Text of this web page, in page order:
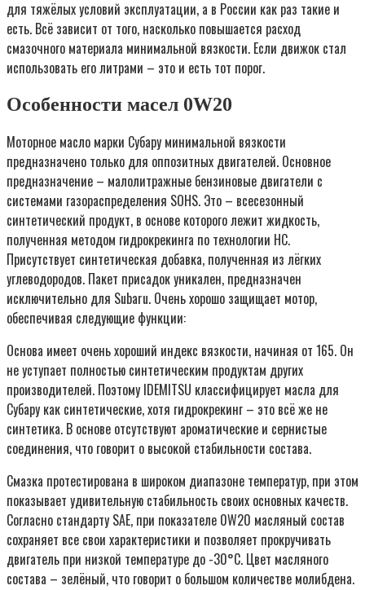
для тяжёлых условий эксплуатации, а в России как раз такие и
есть. Всё зависит от того, насколько повышается расход
смазочного материала минимальной вязкости. Если движок стал
использовать его литрами – это и есть тот порог.
Особенности масел 0W20
Моторное масло марки Субару минимальной вязкости
предназначено только для оппозитных двигателей. Основное
предназначение – малолитражные бензиновые двигатели с
системами газораспределения SOHS. Это – всесезонный
синтетический продукт, в основе которого лежит жидкость,
полученная методом гидрокрекинга по технологии НС.
Присутствует синтетическая добавка, полученная из лёгких
углеводородов. Пакет присадок уникален, предназначен
исключительно для Subaru. Очень хорошо защищает мотор,
обеспечивая следующие функции:
Основа имеет очень хороший индекс вязкости, начиная от 165. Он
не уступает полностью синтетическим продуктам других
производителей. Поэтому IDEMITSU классифицирует масла для
Субару как синтетические, хотя гидрокрекинг – это всё же не
синтетика. В основе отсутствуют ароматические и сернистые
соединения, что говорит о высокой стабильности состава.
Смазка протестирована в широком диапазоне температур, при этом
показывает удивительную стабильность своих основных качеств.
Согласно стандарту SAE, при показателе 0W20 масляный состав
сохраняет все свои характеристики и позволяет прокручивать
двигатель при низкой температуре до -30°С. Цвет масляного
состава – зелёный, что говорит о большом количестве молибдена.